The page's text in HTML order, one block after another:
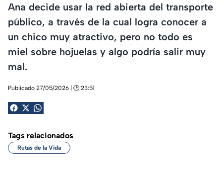
Ana decide usar la red abierta del transporte
público, a través de la cual logra conocer a
un chico muy atractivo, pero no todo es
miel sobre hojuelas y algo podría salir muy
mal.
Publicado 27/05/2026 | 🕑 23:51
Tags relacionados
Rutas de la Vida